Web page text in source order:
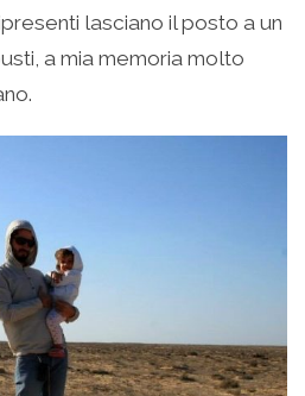
lasciano il posto a un
a mia memoria molto